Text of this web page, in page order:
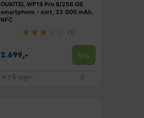
OUKITEL WP19 Pro 8/256 GB
smartphone - sort, 22.000 mAh,
NFC
(1)
2.699,- Vis
På lager